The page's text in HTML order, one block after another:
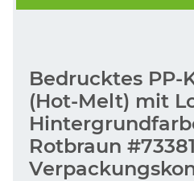
Bedrucktes PP-
(Hot-Melt) mit
Rotbraun